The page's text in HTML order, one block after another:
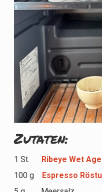
Zutaten:
1 St. Ribeye Wet
100 g Espresso